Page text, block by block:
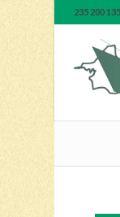
235 200